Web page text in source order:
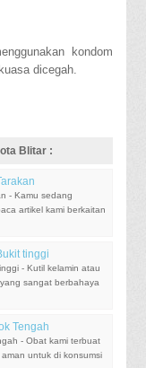
kondom
dicegah.
Blitar :
- Kamu sedang
artikel kami berkaitan
tinggi
- Kutil kelamin atau
sangat berbahaya
Tengah
- Obat kami terbuat
untuk di konsumsi